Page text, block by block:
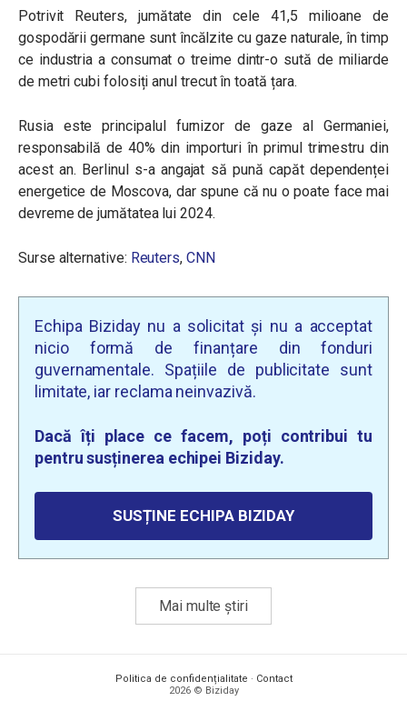
Potrivit Reuters, jumătate din cele 41,5 milioane de
gospodării germane sunt încălzite cu gaze naturale, în timp
ce industria a consumat o treime dintr-o sută de miliarde
de metri cubi folosiți anul trecut în toată țara.
Rusia este principalul furnizor de gaze al Germaniei,
responsabilă de 40% din importuri în primul trimestru din
acest an. Berlinul s-a angajat să pună capăt dependenței
energetice de Moscova, dar spune că nu o poate face mai
devreme de jumătatea lui 2024.
Surse alternative: Reuters, CNN
Echipa Biziday nu a solicitat și nu a acceptat
nicio formă de finanțare din fonduri
guvernamentale. Spațiile de publicitate sunt
limitate, iar reclama neinvazivă.
Dacă îți place ce facem, poți contribui tu
pentru susținerea echipei Biziday.
SUSȚINE ECHIPA BIZIDAY
Mai multe știri
Politica de confidențialitate · Contact
2026 © Biziday